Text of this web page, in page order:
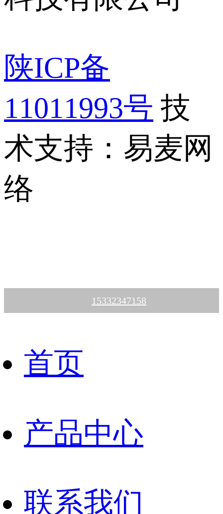
陕ICP备
11011993号 技
术支持：易麦网
络
15332347158
首页
产品中心
联系我们